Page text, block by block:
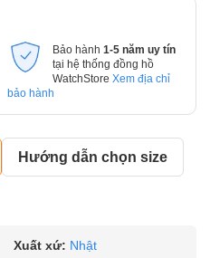
Bảo hành 1-5 năm uy tín
tại hệ thống đồng hồ
WatchStore Xem địa chỉ
bảo hành
Hướng dẫn chọn size
Xuất xứ: Nhật